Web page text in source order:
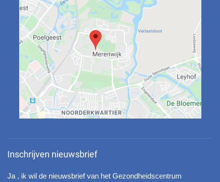
Inschrijven nieuwsbrief
Ja , ik wil de nieuwsbrief van het Gezondheidscentrum